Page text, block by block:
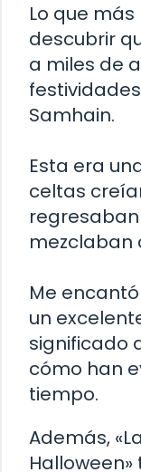
Lo que
descubrir
a miles de
Samhain.
Esta era
celtas
regresaban
mezclaban
Me
un
significado
cómo han
tiempo.
Además,